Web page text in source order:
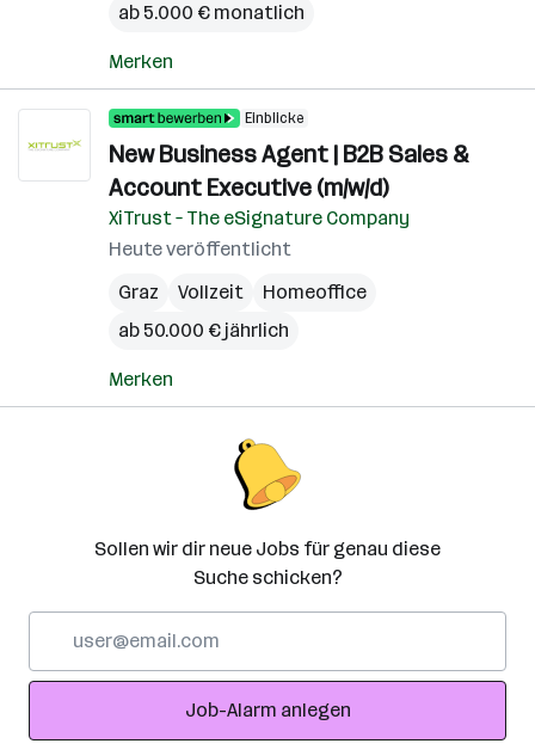
ab 5.000 € monatlich
Merken
Einblicke
New Business Agent | B2B Sales &
Account Executive (m/w/d)
XiTrust – The eSignature Company
Heute veröffentlicht
Graz
Vollzeit
Homeoffice
ab 50.000 € jährlich
Merken
Sollen wir dir neue Jobs für genau diese
Suche schicken?
Adresse
Job-Alarm anlegen